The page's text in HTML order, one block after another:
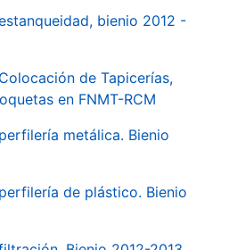
bienio 2012 -
de Tapicerías,
en FNMT-RCM
metálica. Bienio
de plástico. Bienio